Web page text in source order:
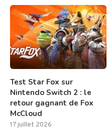
8.0
Test Star Fox sur
Nintendo Switch 2 : le
retour gagnant de Fox
McCloud
17 juillet 2026